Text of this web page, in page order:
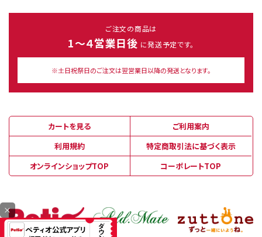
ご注文の商品は
1～４営業日後 に発送予定です。
※土日祝祭日のご注文は翌営業日以降の発送となります。
カートを見る
ご利用案内
利用規約
特定商取引法に基づく表示
オンラインショップTOP
コーポレートTOP
×